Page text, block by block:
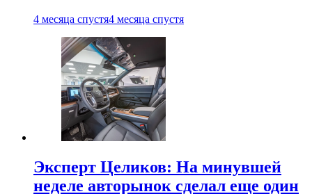
4 месяца спустя4 месяца спустя
Эксперт Целиков: На минувшей
неделе авторынок сделал еще один